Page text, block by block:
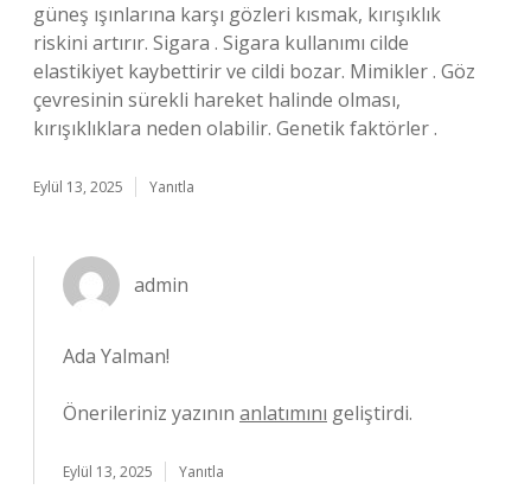
güneş ışınlarına karşı gözleri kısmak, kırışıklık
riskini artırır. Sigara . Sigara kullanımı cilde
elastikiyet kaybettirir ve cildi bozar. Mimikler . Göz
çevresinin sürekli hareket halinde olması,
kırışıklıklara neden olabilir. Genetik faktörler .
Eylül 13, 2025 Yanıtla
admin
Ada Yalman!
Önerileriniz yazının anlatımını geliştirdi.
Eylül 13, 2025 Yanıtla